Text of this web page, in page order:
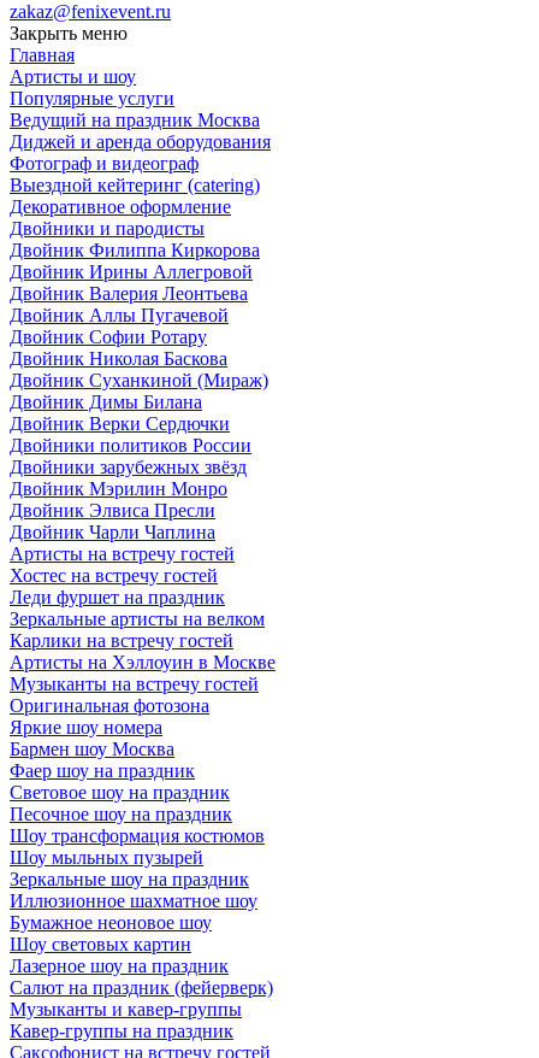
zakaz@fenixevent.ru
Закрыть меню
Главная
Артисты и шоу
Популярные услуги
Ведущий на праздник Москва
Диджей и аренда оборудования
Фотограф и видеограф
Выездной кейтеринг (catering)
Декоративное оформление
Двойники и пародисты
Двойник Филиппа Киркорова
Двойник Ирины Аллегровой
Двойник Валерия Леонтьева
Двойник Аллы Пугачевой
Двойник Софии Ротару
Двойник Николая Баскова
Двойник Суханкиной (Мираж)
Двойник Димы Билана
Двойник Верки Сердючки
Двойники политиков России
Двойники зарубежных звёзд
Двойник Мэрилин Монро
Двойник Элвиса Пресли
Двойник Чарли Чаплина
Артисты на встречу гостей
Хостес на встречу гостей
Леди фуршет на праздник
Зеркальные артисты на велком
Карлики на встречу гостей
Артисты на Хэллоуин в Москве
Музыканты на встречу гостей
Оригинальная фотозона
Яркие шоу номера
Бармен шоу Москва
Фаер шоу на праздник
Световое шоу на праздник
Песочное шоу на праздник
Шоу трансформация костюмов
Шоу мыльных пузырей
Зеркальные шоу на праздник
Иллюзионное шахматное шоу
Бумажное неоновое шоу
Шоу световых картин
Лазерное шоу на праздник
Салют на праздник (фейерверк)
Музыканты и кавер-группы
Кавер-группы на праздник
Саксофонист на встречу гостей